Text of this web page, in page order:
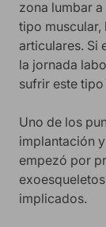
zona lumbar
tipo muscular,
articulares. Si
la jornada
sufrir este
Uno de los
implantación
empezó por
implicados.